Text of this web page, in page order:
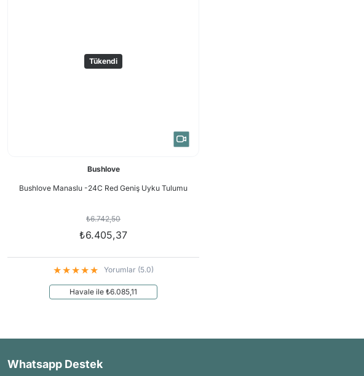
Tükendi
Bushlove
Bushlove Manaslu -24C Red Geniş Uyku Tulumu
₺6.742,50
₺6.405,37
Yorumlar (5.0)
Havale ile ₺6.085,11
Whatsapp Destek